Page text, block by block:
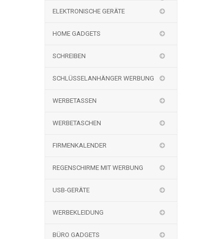
ELEKTRONISCHE GERÄTE
HOME GADGETS
SCHREIBEN
SCHLÜSSELANHÄNGER WERBUNG
WERBETASSEN
WERBETASCHEN
FIRMENKALENDER
REGENSCHIRME MIT WERBUNG
USB-GERÄTE
WERBEKLEIDUNG
BÜRO GADGETS